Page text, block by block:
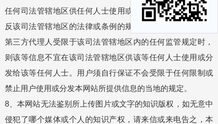
任何司法管辖地区供任何人士使用或分发给任何人士时会违
反该司法管辖地区的法律或条例的规定或会导致本网站或其
第三方代理人受限于该司法管辖地区内的任何监管规定时，
则该等信息不宜在该司法管辖地区供该等任何人士使用或分
发给该等任何人士。用户须自行保证不会受限于任何限制或
禁止用户使用或分发本网站所提供信息的当地的规定。
8、本网站无法鉴别所上传图片或文字的知识版权，如无意中
侵犯了哪个媒体或个人的知识产权，请来信或来电告之，本